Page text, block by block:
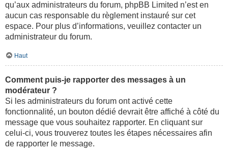
qu’aux administrateurs du forum, phpBB Limited n’est en
aucun cas responsable du règlement instauré sur cet
espace. Pour plus d’informations, veuillez contacter un
administrateur du forum.
Haut
Comment puis-je rapporter des messages à un
modérateur ?
Si les administrateurs du forum ont activé cette
fonctionnalité, un bouton dédié devrait être affiché à côté du
message que vous souhaitez rapporter. En cliquant sur
celui-ci, vous trouverez toutes les étapes nécessaires afin
de rapporter le message.